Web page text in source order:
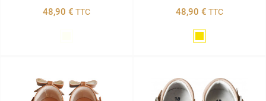
48,90 € TTC
48,90 € TTC